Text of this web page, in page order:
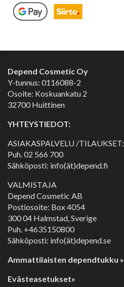
Depend Cosmetic Oy
Y-tunnus: 0116088-2
Osoite: Koskuankatu 2
32700 Huittinen
YHTEYSTIEDOT:
ASIAKASPALVELU /TILAUKSET:
Puh.02 566 700
Sähköposti: info(ät)depend.fi
VALMISTAJA
Depend Cosmetic AB
Postiosoite: Box 4054
300 04 Halmstad, Sverige
Puh. +4635150800
Sähköposti: info(ät)depend.se
Ammattilaisten dependtukku »
Evästeasetukset»